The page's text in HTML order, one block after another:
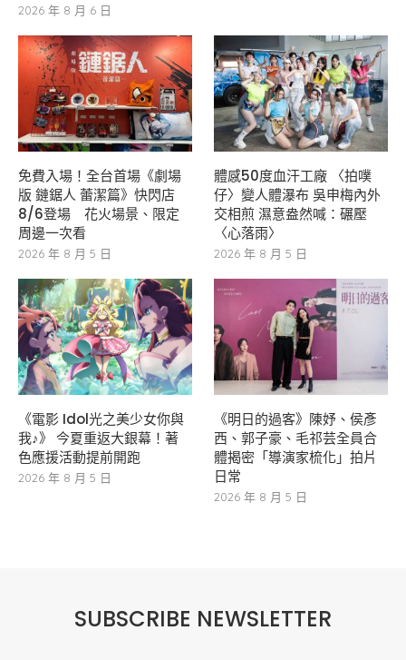
2026 年 8 月 6 日
免費入場！全台首場《劇場
版 鏈鋸人 蕾潔篇》快閃店
8/6登場 花火場景、限定
周邊一次看
2026 年 8 月 5 日
體感50度血汗工廠 〈拍噗
仔〉變人體瀑布 吳申梅內外
交相煎 濕意盎然喊：碾壓
〈心落雨〉
2026 年 8 月 5 日
《電影 Idol光之美少女你與
我♪》 今夏重返大銀幕！著
色應援活動提前開跑
2026 年 8 月 5 日
《明日的過客》陳妤、侯彥
西、郭子豪、毛祁芸全員合
體揭密「導演家梳化」拍片
日常
2026 年 8 月 5 日
SUBSCRIBE NEWSLETTER